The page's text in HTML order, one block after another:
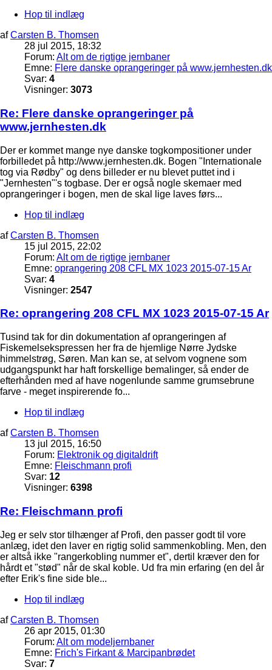
Hop til indlæg
afCarsten B. Thomsen
28 jul 2015, 18:32
Forum: Alt om de rigtige jernbaner
Emne: Flere danske oprangeringer på www.jernhesten.dk
Svar: 4
Visninger: 3073
Re: Flere danske oprangeringer på
www.jernhesten.dk
Der er kommet mange nye danske togkompositioner under
forbilledet på http://www.jernhesten.dk. Bogen "Internationale
tog via Rødby" og dens billeder er nu blevet puttet ind i
"Jernhesten"'s togbase. Der er også nogle skemaer med
oprangeringer i bogen, men de skal lige laves førs...
Hop til indlæg
afCarsten B. Thomsen
15 jul 2015, 22:02
Forum: Alt om de rigtige jernbaner
Emne: oprangering 208 CFL MX 1023 2015-07-15 Ar
Svar: 4
Visninger: 2547
Re: oprangering 208 CFL MX 1023 2015-07-15 Ar
Tusind tak for din dokumentation af oprangeringen af
Fiskemelsekspressen her fra de hjemlige Nørre Jydske
himmelstrøg, Søren. Man kan se, at selvom vognene som
udgangspunkt har haft forskellige bemalinger, så ender de
efterhånden med af have nogenlunde samme grumsebrune
farve - meget inspirerende fo...
Hop til indlæg
afCarsten B. Thomsen
13 jul 2015, 16:50
Forum: Elektronik og digitaldrift
Emne: Fleischmann profi
Svar: 12
Visninger: 6398
Re: Fleischmann profi
Jeg er selv stor tilhænger af Profi, den passer godt til vore
anlæg, idet den laver en rigtig solid sammenkobling. Men, den
er altså ikke "rangerkobling nummer et", dertil kræver den for
hårdt et "stød" når de skal koble. Ud fra min erfaring (en del år
efter Erik's fine side ble...
Hop til indlæg
afCarsten B. Thomsen
26 apr 2015, 01:30
Forum: Alt om modeljernbaner
Emne: Frich's Firkant & Marcipanbrødet
Svar: 7